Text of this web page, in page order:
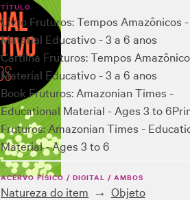
TÍTULO
Livro Fruturos: Tempos Amazônicos -
Material Educativo - 3 a 6 anos
Cartilha Fruturos: Tempos
Material Educativo - 3 a 6 anos
Book Fruturos: Amazonian Times -
Educational Material - Ages 3 to 6
Fruturos: Amazonian Times -
Material - Ages 3 to 6
ACERVO FÍSICO / DIGITAL / AMBOS
Natureza do item
Objeto